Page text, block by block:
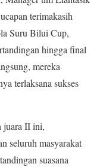
terimakasih
Suru Bilui Cup,
hingga final
mereka
terlaksana sukses
juara II ini,
seluruh masyarakat
suasana